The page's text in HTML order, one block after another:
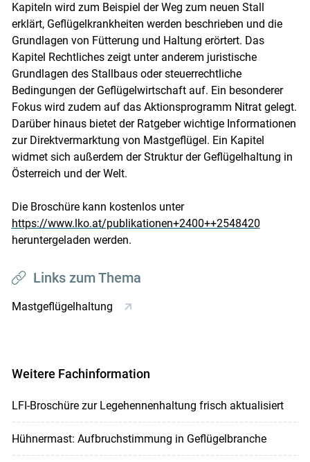
Kapiteln wird zum Beispiel der Weg zum neuen Stall
erklärt, Geflügelkrankheiten werden beschrieben und die
Grundlagen von Fütterung und Haltung erörtert. Das
Kapitel Rechtliches zeigt unter anderem juristische
Grundlagen des Stallbaus oder steuerrechtliche
Bedingungen der Geflügelwirtschaft auf. Ein besonderer
Fokus wird zudem auf das Aktionsprogramm Nitrat gelegt.
Darüber hinaus bietet der Ratgeber wichtige Informationen
zur Direktvermarktung von Mastgeflügel. Ein Kapitel
widmet sich außerdem der Struktur der Geflügelhaltung in
Österreich und der Welt.
Die Broschüre kann kostenlos unter
https://www.lko.at/publikationen+2400++2548420
heruntergeladen werden.
Links zum Thema
Mastgeflügelhaltung
Weitere Fachinformation
LFI-Broschüre zur Legehennenhaltung frisch aktualisiert
Hühnermast: Aufbruchstimmung in Geflügelbranche